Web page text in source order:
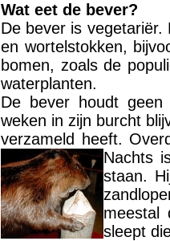
Wat eet de bever?
De bever is
en wortelstokken,
bomen, zoals de
waterplanten.
De bever houdt
weken in zijn burcht
verzameld heeft.
Nachts
staan.
sleept